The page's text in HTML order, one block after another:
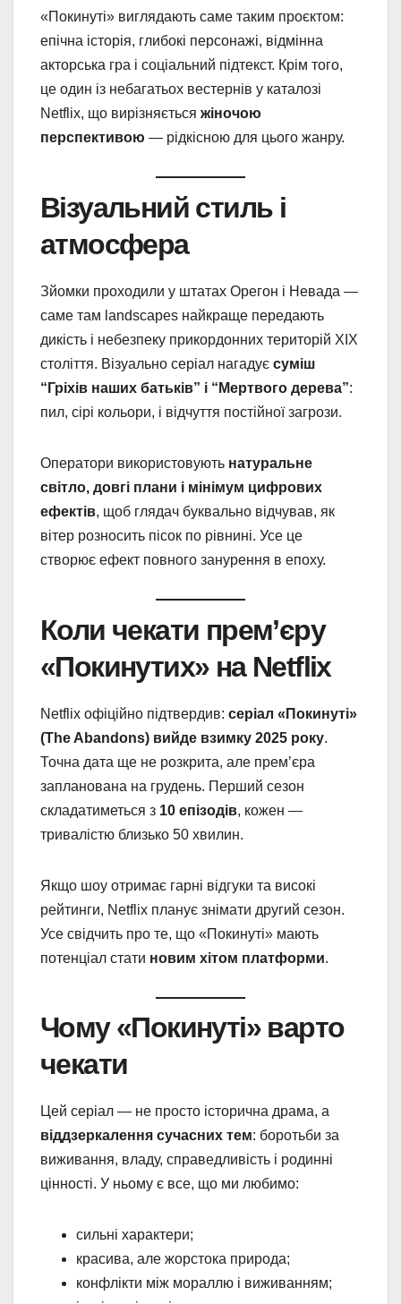
«Покинуті» виглядають саме таким проєктом:
епічна історія, глибокі персонажі, відмінна
акторська гра і соціальний підтекст. Крім того,
це один із небагатьох вестернів у каталозі
Netflix, що вирізняється жіночою
перспективою — рідкісною для цього жанру.
Візуальний стиль і
атмосфера
Зйомки проходили у штатах Орегон і Невада —
саме там landscapes найкраще передають
дикість і небезпеку прикордонних територій XIX
століття. Візуально серіал нагадує суміш
“Гріхів наших батьків” і “Мертвого дерева”:
пил, сірі кольори, і відчуття постійної загрози.
Оператори використовують натуральне
світло, довгі плани і мінімум цифрових
ефектів, щоб глядач буквально відчував, як
вітер розносить пісок по рівнині. Усе це
створює ефект повного занурення в епоху.
Коли чекати прем’єру
«Покинутих» на Netflix
Netflix офіційно підтвердив: серіал «Покинуті»
(The Abandons) вийде взимку 2025 року.
Точна дата ще не розкрита, але прем’єра
запланована на грудень. Перший сезон
складатиметься з 10 епізодів, кожен —
тривалістю близько 50 хвилин.
Якщо шоу отримає гарні відгуки та високі
рейтинги, Netflix планує знімати другий сезон.
Усе свідчить про те, що «Покинуті» мають
потенціал стати новим хітом платформи.
Чому «Покинуті» варто
чекати
Цей серіал — не просто історична драма, а
віддзеркалення сучасних тем: боротьби за
виживання, владу, справедливість і родинні
цінності. У ньому є все, що ми любимо:
сильні характери;
красива, але жорстока природа;
конфлікти між мораллю і виживанням;